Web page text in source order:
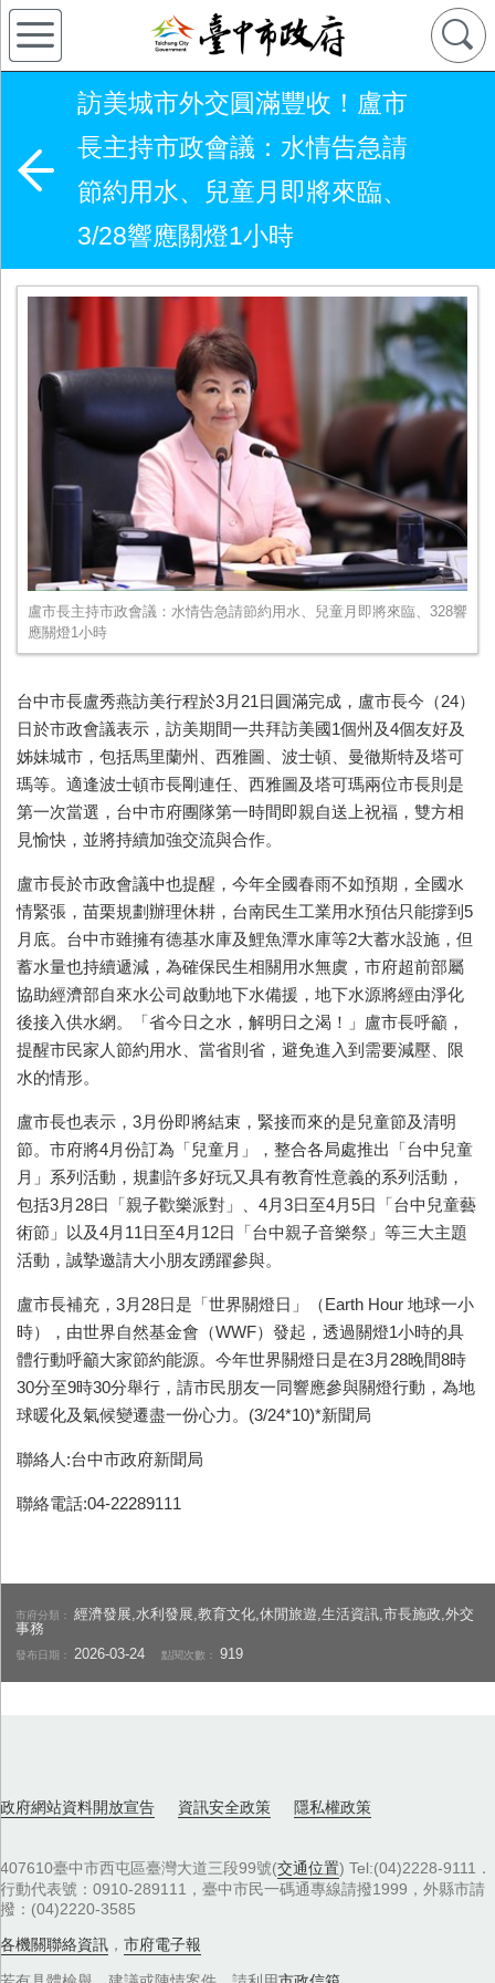
訪美城市外交圓滿豐收！盧市
長主持市政會議：水情告急請
節約用水、兒童月即將來臨、
3/28響應關燈1小時
盧市長主持市政會議：水情告急請節約用水、兒童月即將來臨、328響
應關燈1小時
台中市長盧秀燕訪美行程於3月21日圓滿完成，盧市長今（24）
日於市政會議表示，訪美期間一共拜訪美國1個州及4個友好及
姊妹城市，包括馬里蘭州、西雅圖、波士頓、曼徹斯特及塔可
瑪等。適逢波士頓市長剛連任、西雅圖及塔可瑪兩位市長則是
第一次當選，台中市府團隊第一時間即親自送上祝福，雙方相
見愉快，並將持續加強交流與合作。
盧市長於市政會議中也提醒，今年全國春雨不如預期，全國水
情緊張，苗栗規劃辦理休耕，台南民生工業用水預估只能撐到5
月底。台中市雖擁有德基水庫及鯉魚潭水庫等2大蓄水設施，但
蓄水量也持續遞減，為確保民生相關用水無虞，市府超前部屬
協助經濟部自來水公司啟動地下水備援，地下水源將經由淨化
後接入供水網。「省今日之水，解明日之渴！」盧市長呼籲，
提醒市民家人節約用水、當省則省，避免進入到需要減壓、限
水的情形。
盧市長也表示，3月份即將結束，緊接而來的是兒童節及清明
節。市府將4月份訂為「兒童月」，整合各局處推出「台中兒童
月」系列活動，規劃許多好玩又具有教育性意義的系列活動，
包括3月28日「親子歡樂派對」、4月3日至4月5日「台中兒童藝
術節」以及4月11日至4月12日「台中親子音樂祭」等三大主題
活動，誠摯邀請大小朋友踴躍參與。
盧市長補充，3月28日是「世界關燈日」（Earth Hour 地球一小
時），由世界自然基金會（WWF）發起，透過關燈1小時的具
體行動呼籲大家節約能源。今年世界關燈日是在3月28晚間8時
30分至9時30分舉行，請市民朋友一同響應參與關燈行動，為地
球暖化及氣候變遷盡一份心力。(3/24*10)*新聞局
聯絡人:台中市政府新聞局
聯絡電話:04-22289111
市府分類：經濟發展,水利發展,教育文化,休閒旅遊,生活資訊,市長施政,外交
事務
發布日期：2026-03-24 點閱次數：919
政府網站資料開放宣告 資訊安全政策 隱私權政策
407610臺中市西屯區臺灣大道三段99號(交通位置) Tel:(04)2228-9111．
行動代表號：0910-289111，臺中市民一碼通專線請撥1999，外縣市請
撥：(04)2220-3585
各機關聯絡資訊 ， 市府電子報